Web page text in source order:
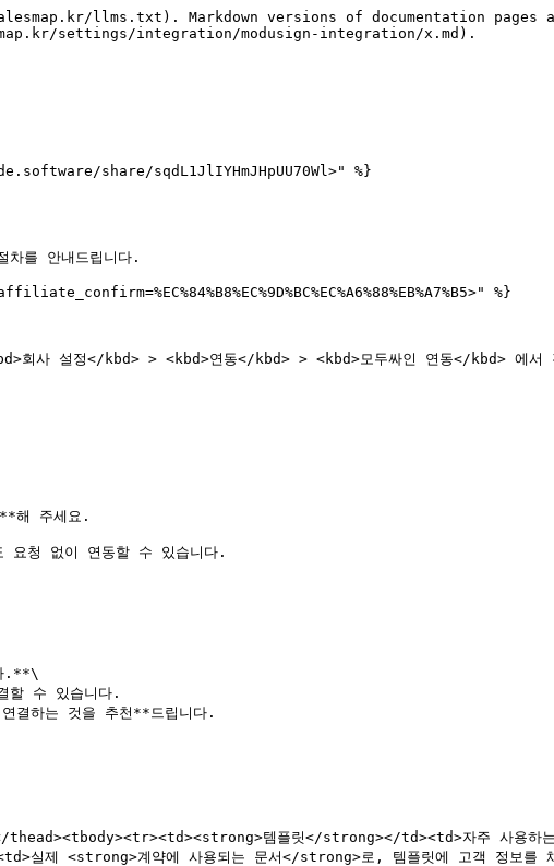
llms.txt). Markdown versions of documentation pages
settings/integration/modusign-integration/x.md).
share/sqdL1JlIYHmJHpUU70Wl>" %}
를 안내드립니다.
%}
회사 설정</kbd> > <kbd>연동</kbd> > <kbd>모두싸인 연동</kbd> 에서
해 주세요.
요청 없이 연동할 수 있습니다.
.**\
결하는 것을 추천**드립니다.
템플릿</strong></td><td>자주 사용하는
<strong>계약에 사용되는 문서</strong>로, 템플릿에 고객 정보를 채